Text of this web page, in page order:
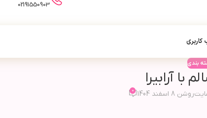
02191550903
بندی
با آرابیرا
روشن 8 اسفند 1404 0